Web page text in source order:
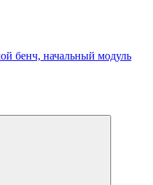
бенч, начальный модуль